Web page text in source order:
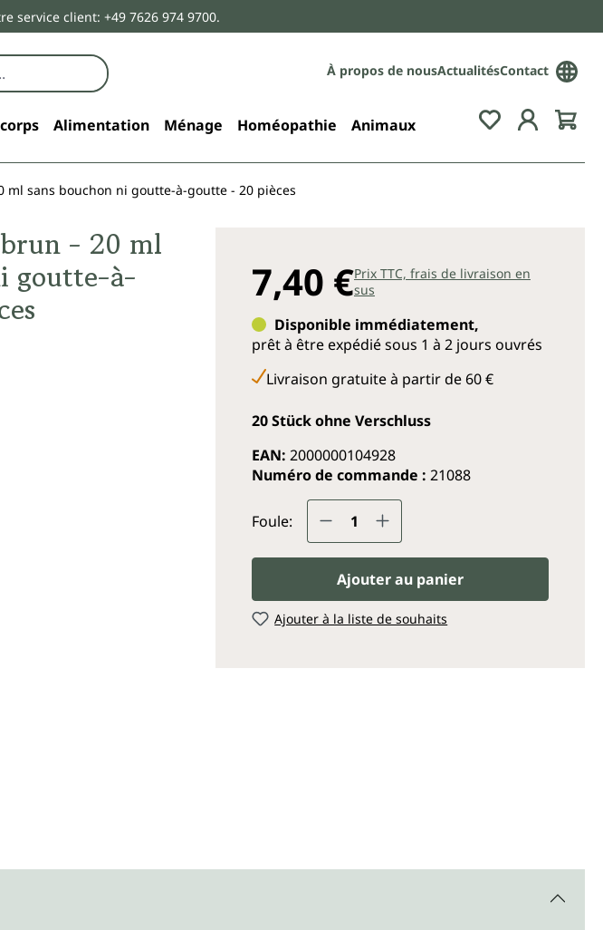
service client: +49 7626 974 9700.
À propos de nousActualitésContact
Alimentation Ménage Homéopathie Animaux
ml sans bouchon ni goutte-à-goutte - 20 pièces
- 20 ml
goutte-à-
7,40 €Prix TTC, frais de livraison en
sus
Disponible immédiatement,
prêt à être expédié sous 1 à 2 jours ouvrés
Livraison gratuite à partir de 60 €
20 Stück ohne Verschluss
EAN: 2000000104928
Numéro de commande : 21088
Foule: Quantité de produit :
Ajouter au panier
Ajouter à la liste de souhaits